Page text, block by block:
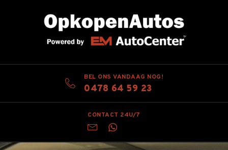
BEL ONS VANDAAG NOG!
0478 64 59 23
CONTACT 24U/7